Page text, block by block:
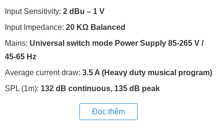
Input Sensitivity: 2 dBu – 1 V
Input Impedance: 20 KΩ Balanced
Mains: Universal switch mode Power Supply 85-265 V /
45-65 Hz
Average current draw: 3.5 A (Heavy duty musical program)
SPL (1m): 132 dB continuous, 135 dB peak
48-bit processing unit. Includes factory
Đọc thêm